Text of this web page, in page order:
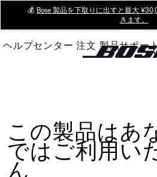
Main
💰 Bose 製品を下取りに出すと最大
きます。
ヘルプセンター 注文 製品サポー
この製品はあ
ではご利用い
ん